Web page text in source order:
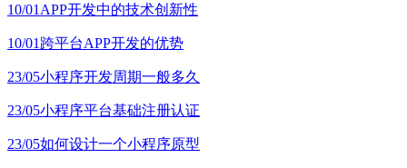
10/01 APP开发中的技术创新性
10/01 跨平台APP开发的优势
23/05小程序开发周期一般多久
23/05小程序平台基础注册认证
23/05如何设计一个小程序原型